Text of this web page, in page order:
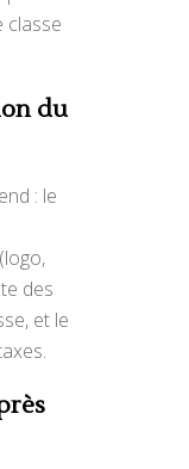
classe
du
: le
des
et le